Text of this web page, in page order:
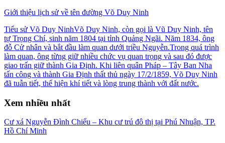
Giới thiệu lịch sử về tên đường Võ Duy Ninh
Tiểu sử Võ Duy NinhVõ Duy Ninh, còn gọi là Vũ Duy Ninh, tên
tự Trọng Chí, sinh năm 1804 tại tỉnh Quảng Ngãi. Năm 1834, ông
đỗ Cử nhân và bắt đầu làm quan dưới triều Nguyễn.Trong quá trình
làm quan, ông từng giữ nhiều chức vụ quan trọng và sau đó được
giao trấn giữ thành Gia Định. Khi liên quân Pháp – Tây Ban Nha
tấn công và thành Gia Định thất thủ ngày 17/2/1859, Võ Duy Ninh
đã tuẫn tiết, thể hiện khí tiết và lòng trung thành với đất nước.
Xem nhiều nhất
Cư xá Nguyễn Đình Chiểu – Khu cư trú đô thị tại Phú Nhuận, TP.
Hồ Chí Minh